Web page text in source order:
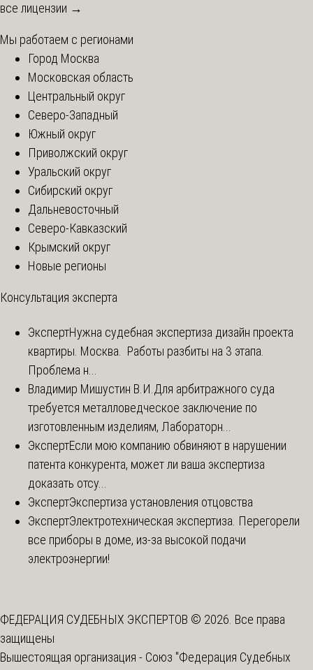
все лицензии →
Мы работаем с регионами
Город Москва
Московская область
Центральный округ
Северо-Западный
Южный округ
Приволжский округ
Уральский округ
Сибирский округ
Дальневосточный
Северо-Кавказский
Крымский округ
Новые регионы
Консультация эксперта
ЭкспертНужна судебная экспертиза дизайн проекта
квартиры. Москва. Работы разбиты на 3 этапа.
Проблема н...
Владимир Мишустин В.И. Для арбитражного суда
требуется металловедческое заключение по
изготовленным изделиям, Лабораторн...
ЭкспертЕсли мою компанию обвиняют в нарушении
патента конкурента, может ли ваша экспертиза
доказать отсу...
ЭкспертЭкспертиза установления отцовства
ЭкспертЭлектротехническая экспертиза. Перегорели
все приборы в доме, из-за высокой подачи
электроэнергии!
ФЕДЕРАЦИЯ СУДЕБНЫХ ЭКСПЕРТОВ © 2026. Все права
защищены
Вышестоящая организация - Союз "Федерация Судебных